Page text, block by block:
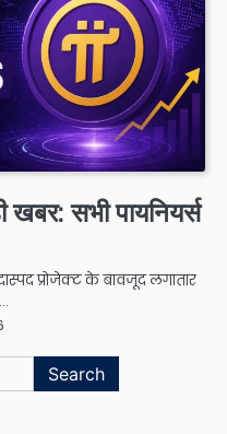
सभी पायनियर्स
प्रोजेक्ट के बावजूद लगातार